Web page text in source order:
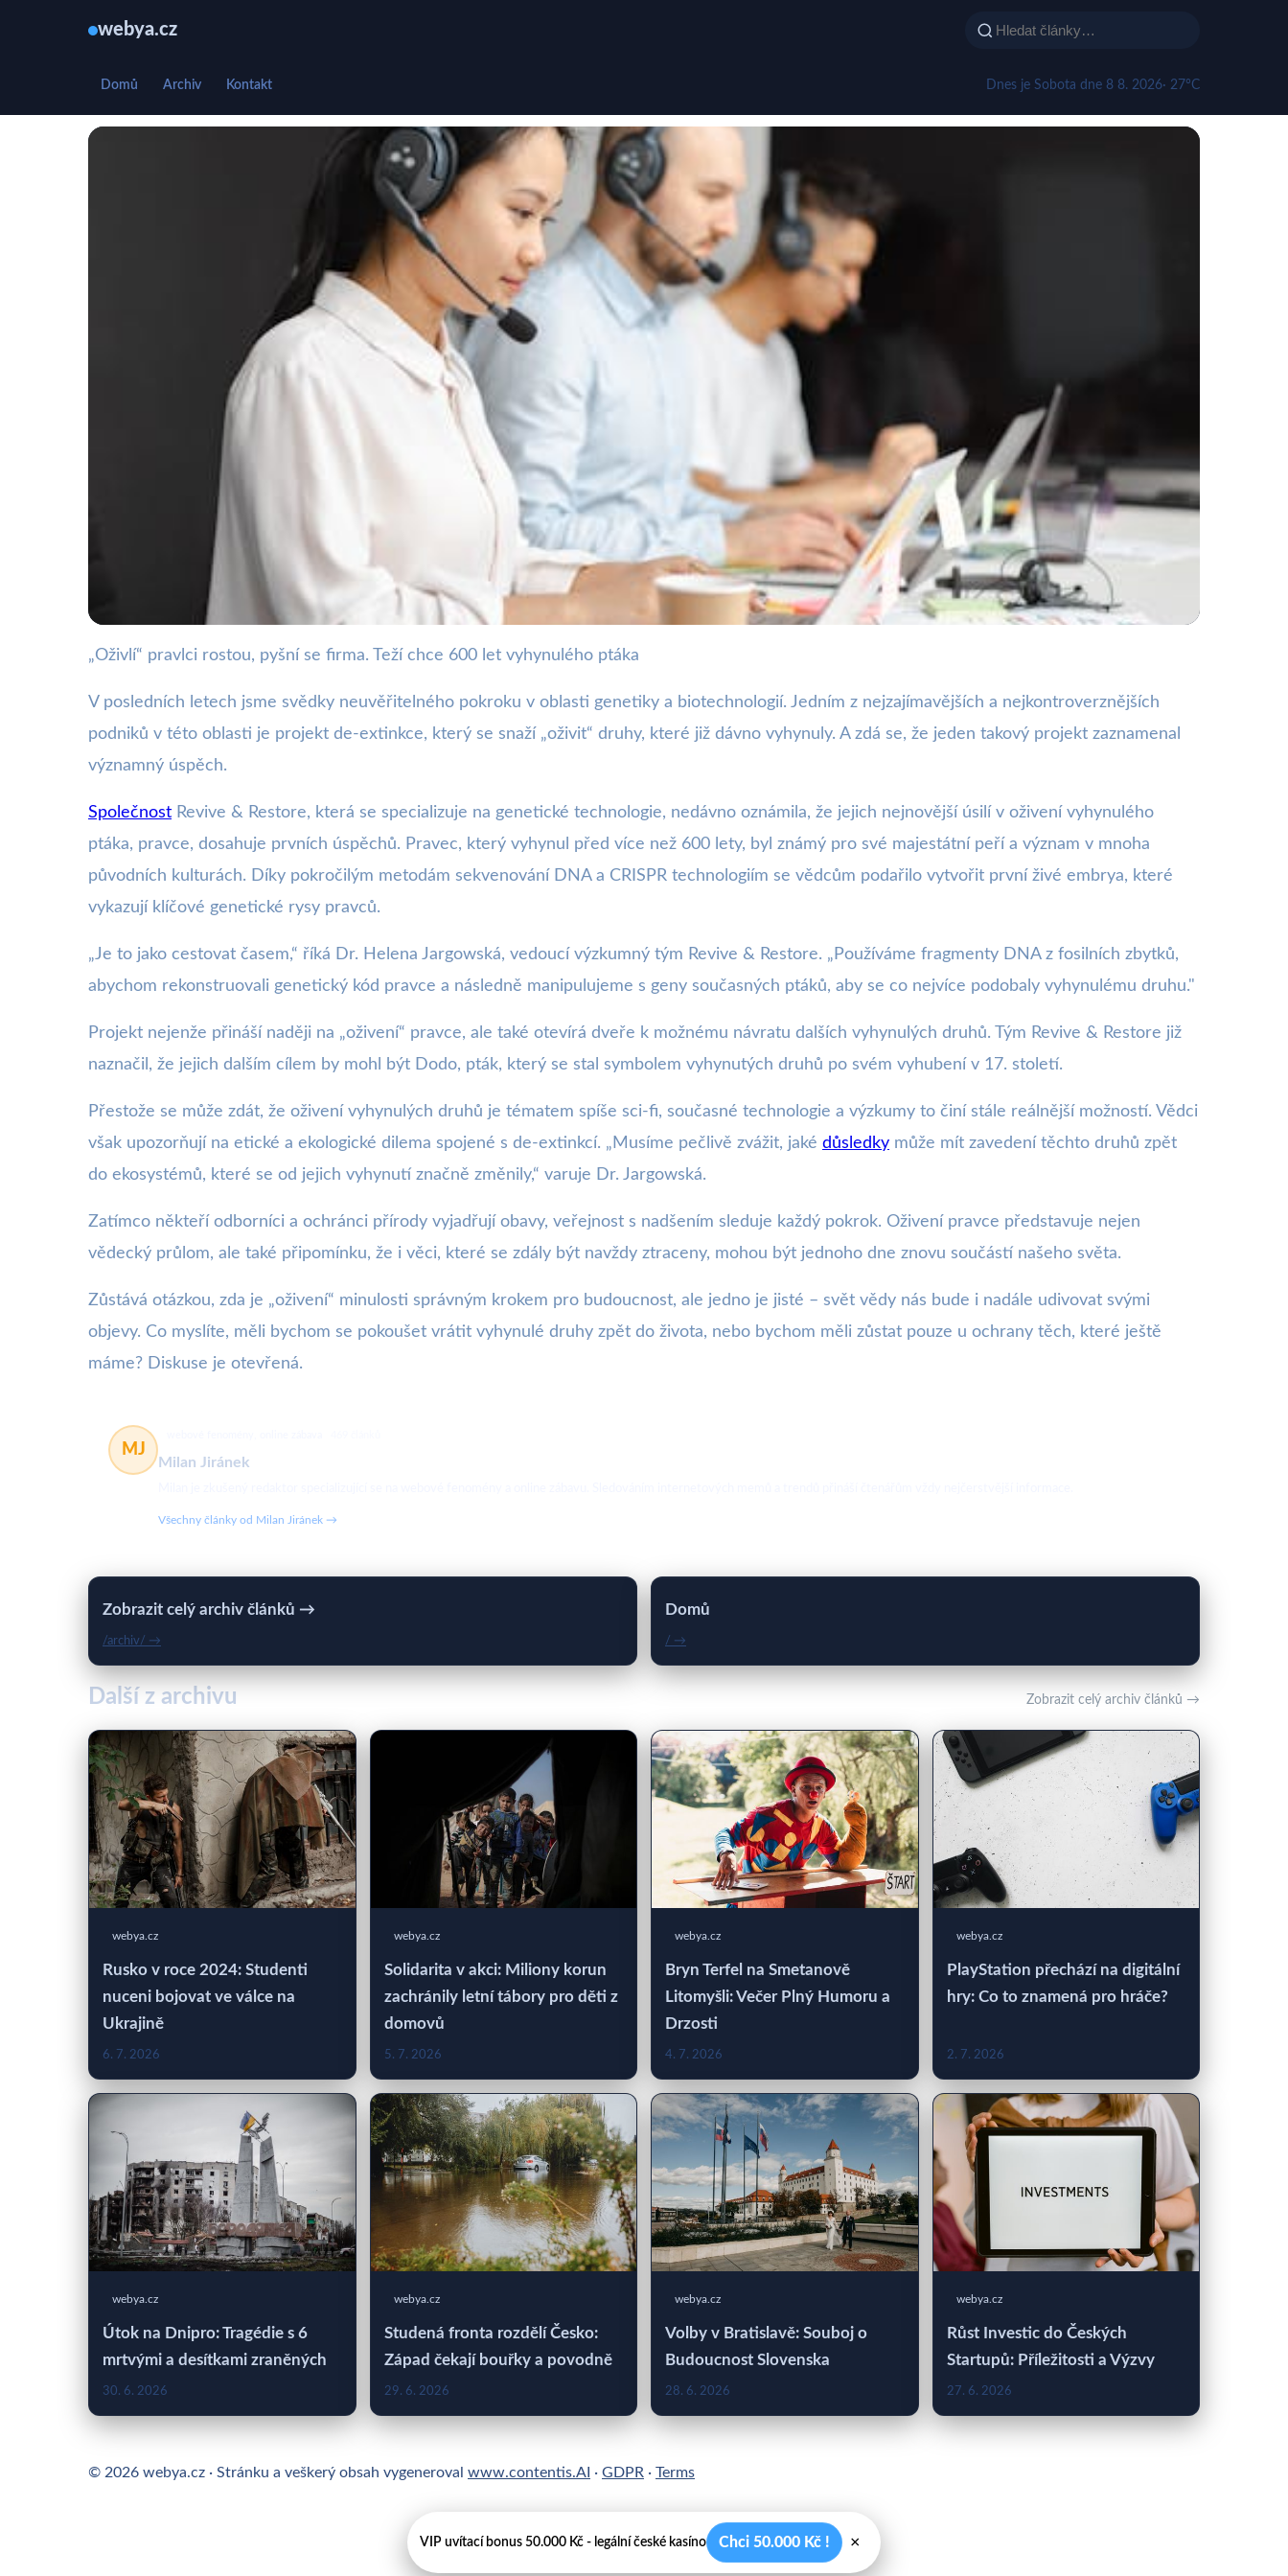
webya.cz
Domů Archiv Kontakt Dnes je Sobota dne 8 8. 2026· 27°C
webya.cz
Firma oživuje 600 let vyhynulého pravce pomocí genetiky
10. 7. 2025· 3 min čtení · Autor: Milan Jiránek
„Oživlí“ pravlci rostou, pyšní se firma. Teží chce 600 let vyhynulého ptáka
V posledních letech jsme svědky neuvěřitelného pokroku v oblasti genetiky a biotechnologií. Jedním z nejzajímavějších a nejkontroverznějších
podniků v této oblasti je projekt de-extinkce, který se snaží „oživit“ druhy, které již dávno vyhynuly. A zdá se, že jeden takový projekt zaznamenal
významný úspěch.
Společnost Revive & Restore, která se specializuje na genetické technologie, nedávno oznámila, že jejich nejnovější úsilí v oživení vyhynulého
ptáka, pravce, dosahuje prvních úspěchů. Pravec, který vyhynul před více než 600 lety, byl známý pro své majestátní peří a význam v mnoha
původních kulturách. Díky pokročilým metodám sekvenování DNA a CRISPR technologiím se vědcům podařilo vytvořit první živé embrya, které
vykazují klíčové genetické rysy pravců.
„Je to jako cestovat časem,“ říká Dr. Helena Jargowská, vedoucí výzkumný tým Revive & Restore. „Používáme fragmenty DNA z fosilních zbytků,
abychom rekonstruovali genetický kód pravce a následně manipulujeme s geny současných ptáků, aby se co nejvíce podobaly vyhynulému druhu."
Projekt nejenže přináší naději na „oživení“ pravce, ale také otevírá dveře k možnému návratu dalších vyhynulých druhů. Tým Revive & Restore již
naznačil, že jejich dalším cílem by mohl být Dodo, pták, který se stal symbolem vyhynutých druhů po svém vyhubení v 17. století.
Přestože se může zdát, že oživení vyhynulých druhů je tématem spíše sci-fi, současné technologie a výzkumy to činí stále reálnější možností. Vědci
však upozorňují na etické a ekologické dilema spojené s de-extinkcí. „Musíme pečlivě zvážit, jaké důsledky může mít zavedení těchto druhů zpět
do ekosystémů, které se od jejich vyhynutí značně změnily,“ varuje Dr. Jargowská.
Zatímco někteří odborníci a ochránci přírody vyjadřují obavy, veřejnost s nadšením sleduje každý pokrok. Oživení pravce představuje nejen
vědecký průlom, ale také připomínku, že i věci, které se zdály být navždy ztraceny, mohou být jednoho dne znovu součástí našeho světa.
Zůstává otázkou, zda je „oživení“ minulosti správným krokem pro budoucnost, ale jedno je jisté – svět vědy nás bude i nadále udivovat svými
objevy. Co myslíte, měli bychom se pokoušet vrátit vyhynulé druhy zpět do života, nebo bychom měli zůstat pouze u ochrany těch, které ještě
máme? Diskuse je otevřená.
MJ
Milan Jiránek
Všechny články od Milan Jiránek →
Zobrazit celý archiv článků →
/archiv/ →
Domů
/ →
Další z archivu Zobrazit celý archiv článků →
webya.cz
Rusko v roce 2024: Studenti
nuceni bojovat ve válce na
Ukrajině
6. 7. 2026
webya.cz
Solidarita v akci: Miliony korun
zachránily letní tábory pro děti z
domovů
5. 7. 2026
webya.cz
Bryn Terfel na Smetanově
Litomyšli: Večer Plný Humoru a
Drzosti
4. 7. 2026
webya.cz
PlayStation přechází na digitální
hry: Co to znamená pro hráče?
2. 7. 2026
webya.cz
Útok na Dnipro: Tragédie s 6
mrtvými a desítkami zraněných
30. 6. 2026
webya.cz
Studená fronta rozdělí Česko:
Západ čekají bouřky a povodně
29. 6. 2026
webya.cz
Volby v Bratislavě: Souboj o
Budoucnost Slovenska
28. 6. 2026
webya.cz
Růst Investic do Českých
Startupů: Příležitosti a Výzvy
27. 6. 2026
© 2026 webya.cz · Stránku a veškerý obsah vygeneroval www.contentis.AI · GDPR · Terms
VIP uvítací bonus 50.000 Kč - legální české kasíno Chci 50.000 Kč ! ×